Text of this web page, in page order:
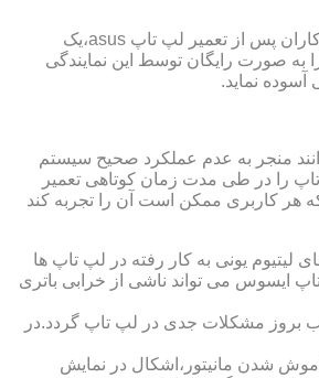
از مزایای قابل توجهی که نمایندگی تعمیر لپ تاپ ایسوس از آن برخوردار است،ارائه ضمانت نامه و یا گارانتی معتبر تعمیرات به مراجعه کنندگان است.در واقع تعمیرکاران پس از تعمیر لپ تاپ asus،یک
به صورت رایگان توسط این نمایندگی
نماید.
منجر به عدم عملکرد صحیح سیستم
را در طی مدت زمان کوتاهی تعمیر
هر کاربری ممکن است آن را تجربه کند
لیتیوم یونی به کار رفته در لپ تاپ ها
ایسوس می تواند ناشی از خرابی باتری
بروز مشکلات جدی در لپ تاپ گردد.در
شدن مانیتور،اشکال در نمایش